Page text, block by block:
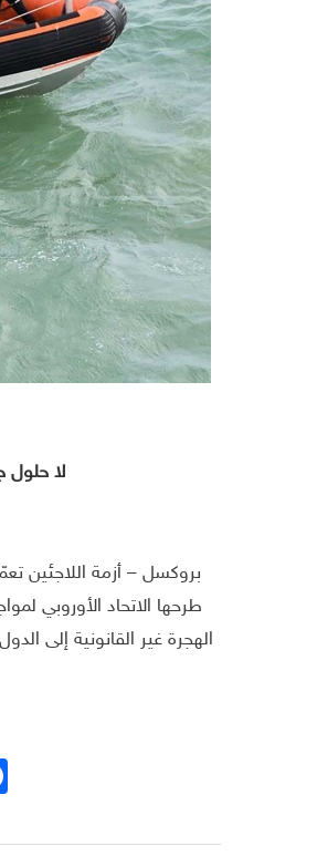
لا حلول
بروكسل – أزمة اللاجئين
طرحها الاتحاد الأوروبي
الهجرة غير القانونية إلى